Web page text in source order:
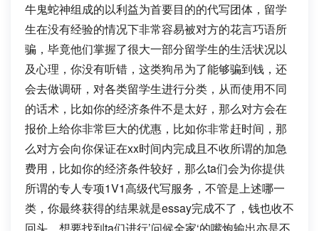
牛鬼蛇神组成的以利益为首要目的的代写团体，留学
生在没有经验的情况下非常容易被对方的花言巧语所
骗，毕竟他们掌握了很大一部分留学生的生活状况以
及心理，你没有听错，这类狗吊为了能够骗到钱，还
会去做调研，对各类留学生进行分类，从而使用不同
的话术，比如你的经济条件不是太好，那么对方会在
报价上给你非常巨大的优惠，比如你非常赶时间，那
么对方会向你保证在xx时间内完成且不收所谓的加急
费用，比如你的经济条件较好，那么ta们会为你提供
所谓的专人专项1V1高级代写服务，不管是上述哪一
类，你最终获得的结果就是essay完成不了，钱也收不